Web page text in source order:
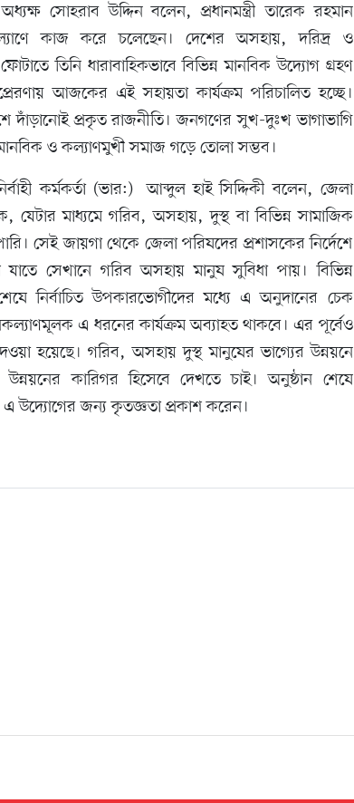
সোহরাব উদ্দিন বলেন, প্রধানমন্ত্রী তারেক রহমান
কাজ করে চলেছেন। দেশের অসহায়, দরিদ্র ও
তিনি ধারাবাহিকভাবে বিভিন্ন মানবিক উদ্যোগ গ্রহণ
আজকের এই সহায়তা কার্যক্রম পরিচালিত হচ্ছে।
দাঁড়ানোই প্রকৃত রাজনীতি। জনগণের সুখ-দুঃখ ভাগাভাগি
ও কল্যাণমুখী সমাজ গড়ে তোলা সম্ভব।
কর্মকর্তা (ভার:) আব্দুল হাই সিদ্দিকী বলেন, জেলা
যেটার মাধ্যমে গরিব, অসহায়, দুস্থ বা বিভিন্ন সামাজিক
সেই জায়গা থেকে জেলা পরিষদের প্রশাসকের নির্দেশে
সেখানে গরিব অসহায় মানুষ সুবিধা পায়। বিভিন্ন
নির্বাচিত উপকারভোগীদের মধ্যে এ অনুদানের চেক
এ ধরনের কার্যক্রম অব্যাহত থাকবে। এর পূর্বেও
হয়েছে। গরিব, অসহায় দুস্থ মানুষের ভাগ্যের উন্নয়নে
কারিগর হিসেবে দেখতে চাই। অনুষ্ঠান শেষে
উদ্যোগের জন্য কৃতজ্ঞতা প্রকাশ করেন।